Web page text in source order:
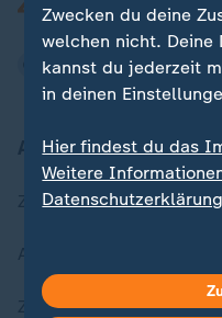
Aktuell bei ZDFheute
Zuletzt veröffentlicht
ZDFheute Stories
Zwecken du deine
welchen nicht. Deine
kannst du jederzeit
in deinen
Hier findest du das
Weitere